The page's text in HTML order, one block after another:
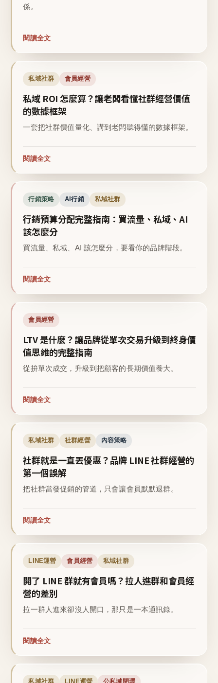
係。
閱讀全文
私域社群 會員經營
私域 ROI 怎麼算？讓老闆看懂社群經營價值
的數據框架
一套把社群價值量化、講到老闆聽得懂的數據框架。
閱讀全文
行銷策略 AI行銷 私域社群
行銷預算分配完整指南：買流量、私域、AI
該怎麼分
買流量、私域、AI 該怎麼分，要看你的品牌階段。
閱讀全文
會員經營
LTV 是什麼？讓品牌從單次交易升級到終身價
值思維的完整指南
從拚單次成交，升級到把顧客的長期價值養大。
閱讀全文
私域社群 社群經營 內容策略
社群就是一直丟優惠？品牌 LINE 社群經營的
第一個誤解
把社群當發促銷的管道，只會讓會員默默退群。
閱讀全文
LINE運營 會員經營 私域社群
開了 LINE 群就有會員嗎？拉人進群和會員經
營的差別
拉一群人進來卻沒人開口，那只是一本通訊錄。
閱讀全文